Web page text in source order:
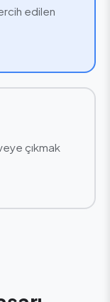
edilen
çıkmak